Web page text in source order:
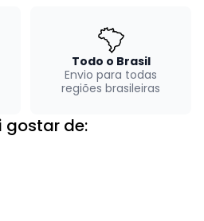
Todo o Brasil
Envio para todas
regiões brasileiras
gostar de: